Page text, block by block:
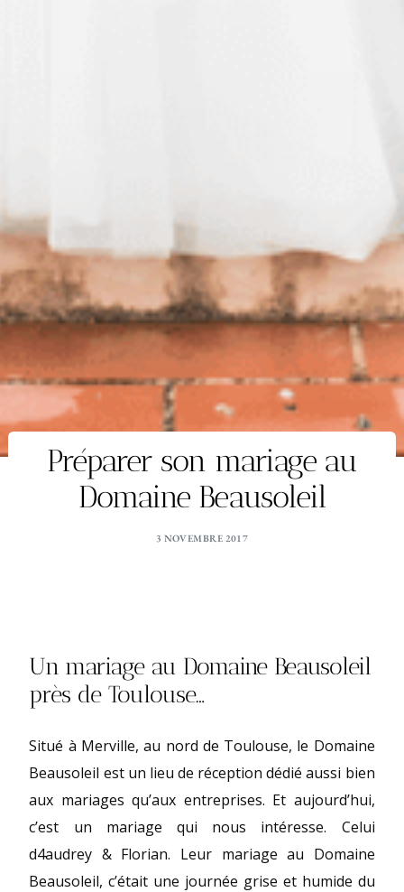
Préparer son mariage au
Domaine Beausoleil
3 NOVEMBRE 2017
Un mariage au Domaine Beausoleil
près de Toulouse…
Situé à Merville, au nord de Toulouse, le Domaine
Beausoleil est un lieu de réception dédié aussi bien
aux mariages qu’aux entreprises. Et aujourd’hui,
c’est un mariage qui nous intéresse. Celui
d4audrey & Florian. Leur mariage au Domaine
Beausoleil, c’était une journée grise et humide du